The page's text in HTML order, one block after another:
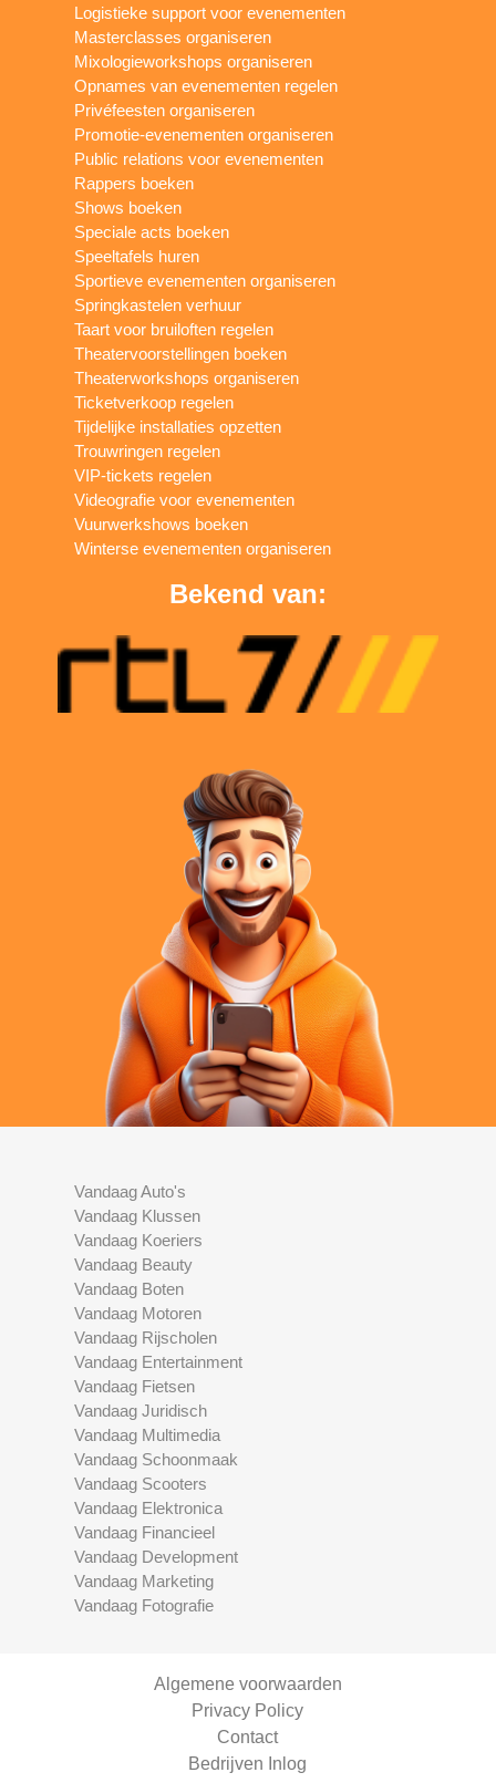
Logistieke support voor evenementen
Masterclasses organiseren
Mixologieworkshops organiseren
Opnames van evenementen regelen
Privéfeesten organiseren
Promotie-evenementen organiseren
Public relations voor evenementen
Rappers boeken
Shows boeken
Speciale acts boeken
Speeltafels huren
Sportieve evenementen organiseren
Springkastelen verhuur
Taart voor bruiloften regelen
Theatervoorstellingen boeken
Theaterworkshops organiseren
Ticketverkoop regelen
Tijdelijke installaties opzetten
Trouwringen regelen
VIP-tickets regelen
Videografie voor evenementen
Vuurwerkshows boeken
Winterse evenementen organiseren
Bekend van:
Vandaag Auto's
Vandaag Klussen
Vandaag Koeriers
Vandaag Beauty
Vandaag Boten
Vandaag Motoren
Vandaag Rijscholen
Vandaag Entertainment
Vandaag Fietsen
Vandaag Juridisch
Vandaag Multimedia
Vandaag Schoonmaak
Vandaag Scooters
Vandaag Elektronica
Vandaag Financieel
Vandaag Development
Vandaag Marketing
Vandaag Fotografie
Algemene voorwaarden
Privacy Policy
Contact
Bedrijven Inlog